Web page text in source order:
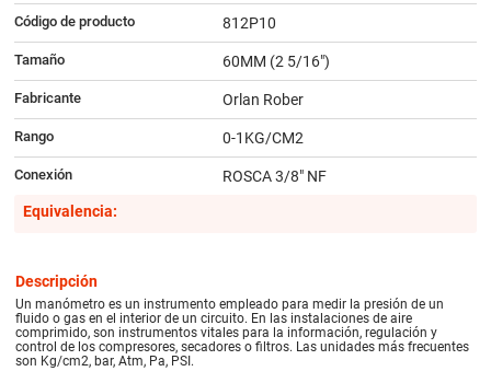
Código de producto 812P10
Tamaño 60MM (2 5/16")
Fabricante Orlan Rober
Rango 0-1KG/CM2
Conexión
ROSCA 3/8" NF
Equivalencia:
Descripción
Un manómetro es un instrumento empleado para medir la presión de un
fluido o gas en el interior de un circuito. En las instalaciones de aire
comprimido, son instrumentos vitales para la información, regulación y
control de los compresores, secadores o filtros. Las unidades más frecuentes
son Kg/cm2, bar, Atm, Pa, PSI.